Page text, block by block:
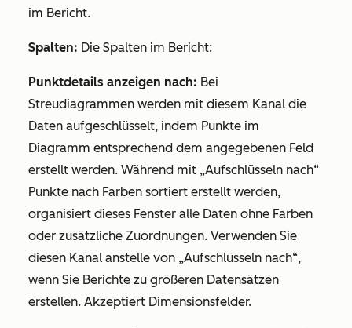
im Bericht.
Spalten: Die Spalten im Bericht:
Punktdetails anzeigen nach: Bei
Streudiagrammen werden mit diesem Kanal die
Daten aufgeschlüsselt, indem Punkte im
Diagramm entsprechend dem angegebenen Feld
erstellt werden. Während mit „Aufschlüsseln nach“
Punkte nach Farben sortiert erstellt werden,
organisiert dieses Fenster alle Daten ohne Farben
oder zusätzliche Zuordnungen. Verwenden Sie
diesen Kanal anstelle von „Aufschlüsseln nach“,
wenn Sie Berichte zu größeren Datensätzen
erstellen. Akzeptiert Dimensionsfelder.